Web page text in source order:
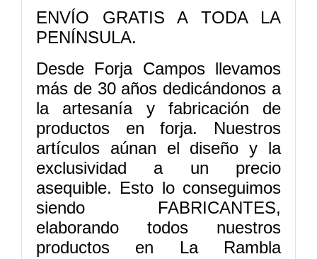
ENVÍO GRATIS A TODA LA
PENÍNSULA.
Desde Forja Campos llevamos
más de 30 años dedicándonos a
la artesanía y fabricación de
productos en forja. Nuestros
artículos aúnan el diseño y la
exclusividad a un precio
asequible. Esto lo conseguimos
siendo FABRICANTES,
elaborando todos nuestros
productos en La Rambla